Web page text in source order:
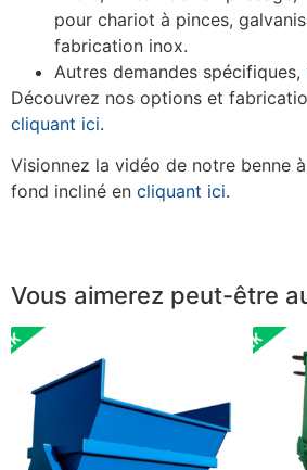
pour chariot à pinces,
fabrication inox.
Autres demandes spécifiques,
Découvrez nos options et
cliquant ici.
Visionnez la vidéo de notre benne
fond incliné en cliquant ici.
Vous aimerez peut-être